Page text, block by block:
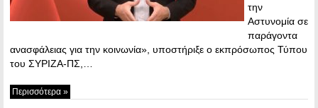
την
Αστυνομία σε
παράγοντα
ανασφάλειας για την κοινωνία», υποστήριξε ο εκπρόσωπος Τύπου
του ΣΥΡΙΖΑ-ΠΣ,…
Περισσότερα »